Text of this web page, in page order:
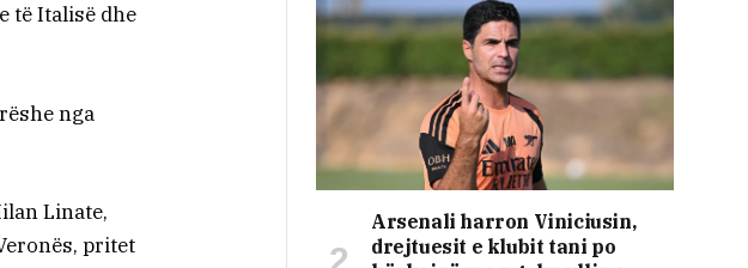
të Italisë dhe
nga
Linate,
pritet
Arsenali harron Viniciusin,
drejtuesit e klubit tani po